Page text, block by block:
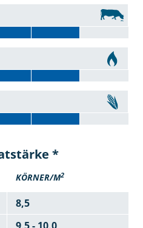
*
KÖRNER/M2
8,5